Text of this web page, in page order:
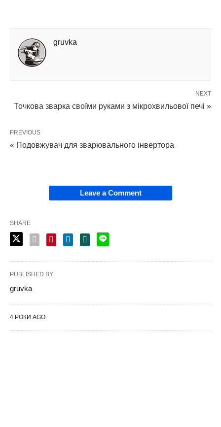
gruvka
NEXT
Точкова зварка своїми руками з мікрохвильової печі »
PREVIOUS
« Подовжувач для зварювального інвертора
Leave a Comment
SHARE
PUBLISHED BY
gruvka
4 РОКИ AGO